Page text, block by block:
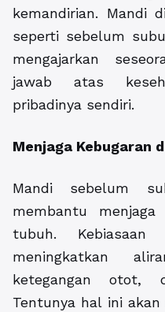
kemandirian. Mandi
seperti sebelum
mengajarkan
jawab atas
pribadinya sendiri.
Menjaga Kebugaran
Mandi sebelum
membantu
tubuh.
meningkatkan
ketegangan otot,
Tentunya hal ini